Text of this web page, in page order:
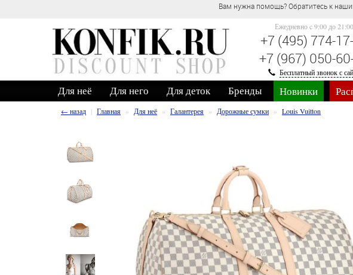
Вам нужна помощь? Обратитесь к нашим консультантам по
Ежедневно c 9:00 до 21:00
+7 (495) 774-
+7 (967) 050-
Бесплатный звонок с
Для неё Для него Для деток Бренды Новинки
← назад Главная Для неё Галантерея Дорожные сумки Louis Vuitton